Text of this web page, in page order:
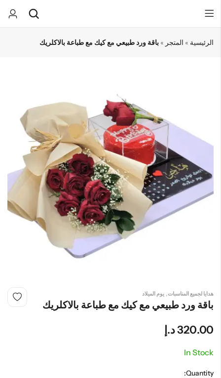
الرئيسية » المتجر » باقة ورد طبيعي مع كيك مع طباعة بالاكلريك
هدايا لجميع المناسبات, يوم الميلاد
باقة ورد طبيعي مع كيك مع طباعة بالاكلريك
320.00د.إ
In Stock
Quantity:
يوم الميلاد